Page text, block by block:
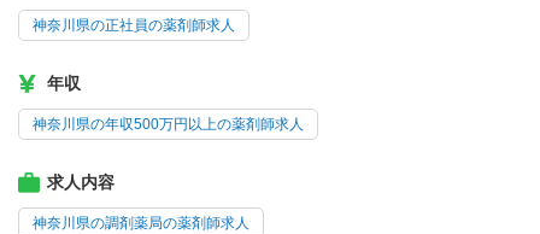
神奈川県の正社員の薬剤師求人
年収
神奈川県の年収500万円以上の薬剤師求人
求人内容
神奈川県の調剤薬局の薬剤師求人